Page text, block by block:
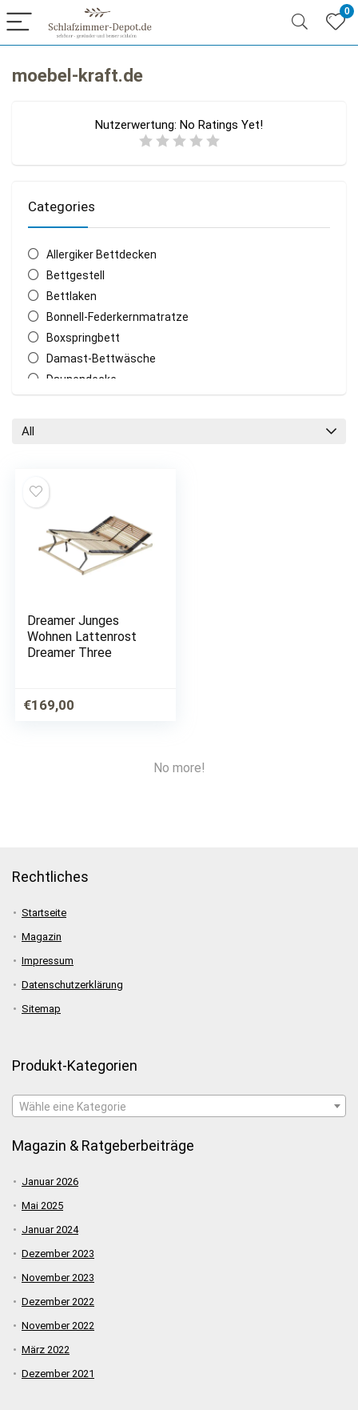
0
moebel-kraft.de
Nutzerwertung: No Ratings Yet!
Categories
Allergiker Bettdecken
Bettgestell
Bettlaken
Bonnell-Federkernmatratze
Boxspringbett
Damast-Bettwäsche
Daunendecke
Hochbett
Kaltschaummatratze
Kinderbett
Kleiderschränke
Komplettes Schlafzimmer
Kopfkissen
Massivholzbett
Sommerbettwäsche
Steppbetten
Taschenfederkernmatratze
Verstellbare Lattenroste
Vier-Jahreszeiten-Bettdecke
All
Dreamer Junges
Wohnen Lattenrost
Dreamer Three
€169,00
No more!
Rechtliches
Startseite
Magazin
Impressum
Datenschutzerklärung
Sitemap
Produkt-Kategorien
Wähle eine Kategorie
Magazin & Ratgeberbeiträge
Januar 2026
Mai 2025
Januar 2024
Dezember 2023
November 2023
Dezember 2022
November 2022
März 2022
Dezember 2021